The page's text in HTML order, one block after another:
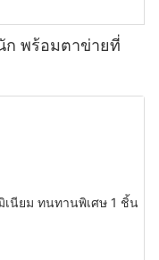
ก พร้อมตาข่ายที่